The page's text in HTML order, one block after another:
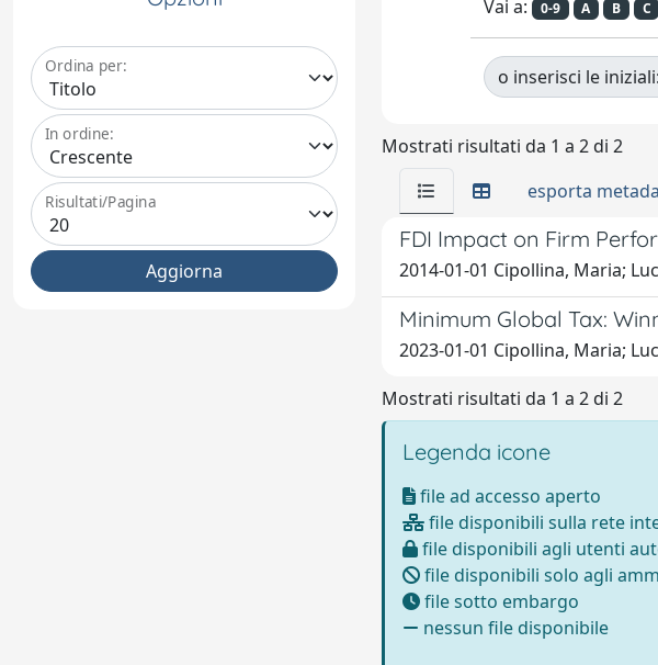
Ordina per:
In ordine:
Risultati/Pagina
Vai a: 0-9 A B C
o inserisci le iniziali:
Mostrati risultati da 1 a 2 di 2
esporta
FDI Impact on Firm
2014-01-01 Cipollina, Maria;
Minimum Global Tax:
2023-01-01 Cipollina, Maria;
Mostrati risultati da 1 a 2 di 2
Legenda icone
file ad accesso aperto
file disponibili sulla rete
file disponibili agli utenti
file disponibili solo agli
file sotto embargo
nessun file disponibile